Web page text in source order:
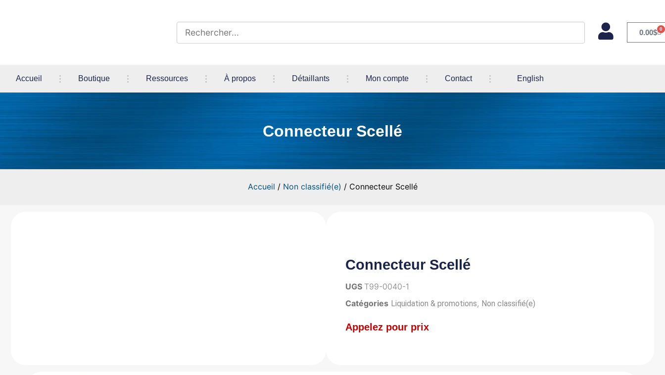
0.00$ 0
Accueil Boutique Ressources À propos Détaillants Mon compte Contact English
Connecteur Scellé
Accueil / Non classifié(e) / Connecteur Scellé
Connecteur Scellé
UGS T99-0040-1
Catégories Liquidation & promotions, Non classifié(e)
Appelez pour prix